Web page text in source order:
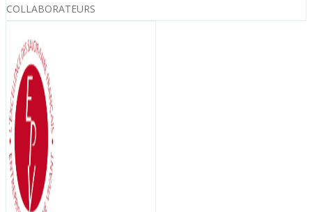
COLLABORATEURS